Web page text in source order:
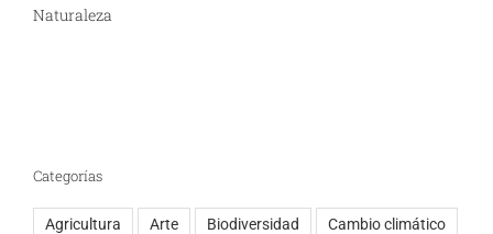
Naturaleza
Categorías
Agricultura Arte Biodiversidad Cambio climático